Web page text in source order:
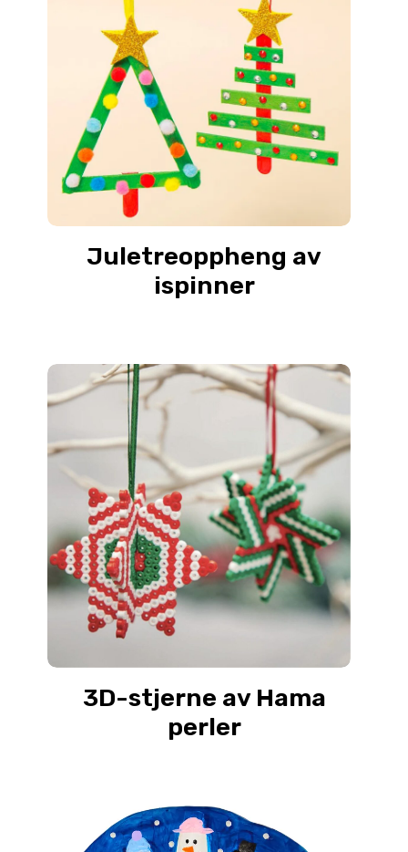
Juletreoppheng av
ispinner
3D-stjerne av Hama
perler